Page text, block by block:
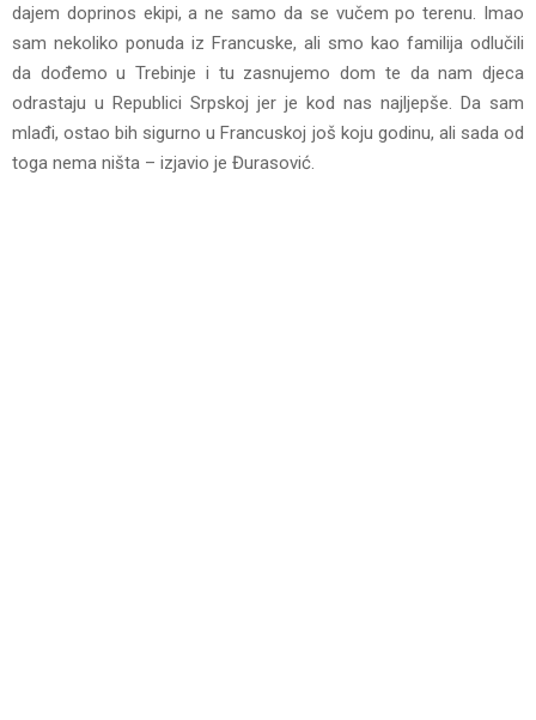
dajem doprinos ekipi, a ne samo da se vučem po terenu. Imao
sam nekoliko ponuda iz Francuske, ali smo kao familija odlučili
da dođemo u Trebinje i tu zasnujemo dom te da nam djeca
odrastaju u Republici Srpskoj jer je kod nas najljepše. Da sam
mlađi, ostao bih sigurno u Francuskoj još koju godinu, ali sada od
toga nema ništa – izjavio je Đurasović.